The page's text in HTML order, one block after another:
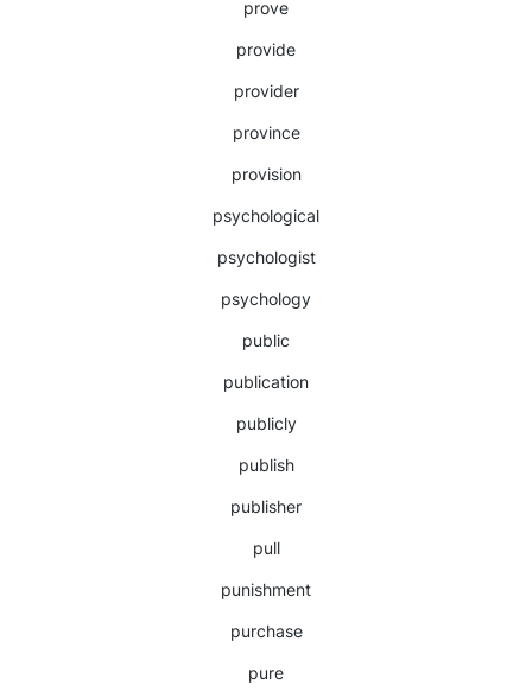
prove
provide
provider
province
provision
psychological
psychologist
psychology
public
publication
publicly
publish
publisher
pull
punishment
purchase
pure